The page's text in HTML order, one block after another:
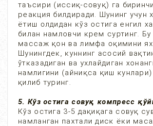
таъсири (иссиқ-совуқ) га
реакция билдиради. Шунинг учун
ётиш олдидан кўз остига енгил
билан намловчи крем суртинг. Бу
массаж қон ва лимфа оқимини
Шунингдек, куннинг асосий
ўтказадиган ва ухлайдиган
намлигини (айниқса қиш
қилиб туринг.
5. Кўз остига совуқ компресс
Кўз остига 3-5 дақиқага совуқ
намланган пахтали диск ёки